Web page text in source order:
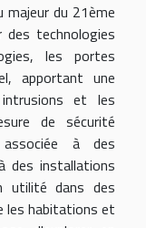
majeur du 21ème
des technologies
les portes
apportant une
et les
de sécurité
à des
des installations
utilité dans des
les habitations et